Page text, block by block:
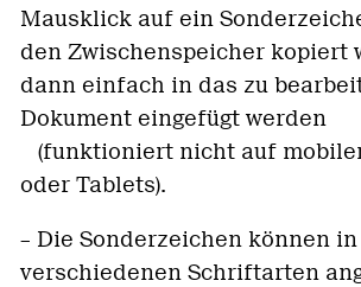
Mausklick auf ein
den Zwischenspeicher kopiert
dann einfach in das zu
Dokument eingefügt werden
(funktioniert nicht auf
oder Tablets).
– Die Sonderzeichen können in
verschiedenen Schriftarten